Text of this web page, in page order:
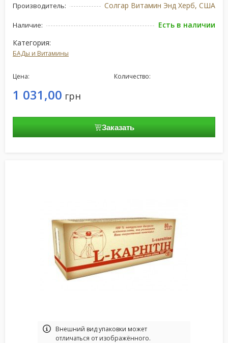
Производитель: Солгар Витамин Энд Херб, США
Наличие:
Есть в наличии
Категория:
БАДы и Витамины
Цена:
1 031,00 грн
Количество:
Заказать
Bнешний вид упаковки может
отличаться от изображённого.